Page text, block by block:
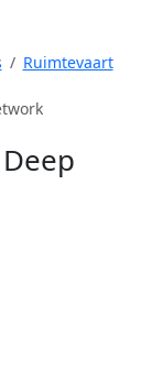
Ruimtevaart